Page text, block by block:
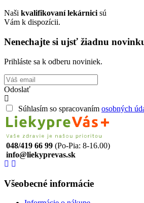
Naši kvalifikovaní lekárnicisú
Vám k dispozícii.
Nenechajte si ujsť žiadnu
Prihláste sa k odberu noviniek.
Odoslať
Súhlasím so spracovaním osobných
048/419 66 99 (Po-Pia: 8-16.00)
info@liekyprevas.sk
Všeobecné informácie